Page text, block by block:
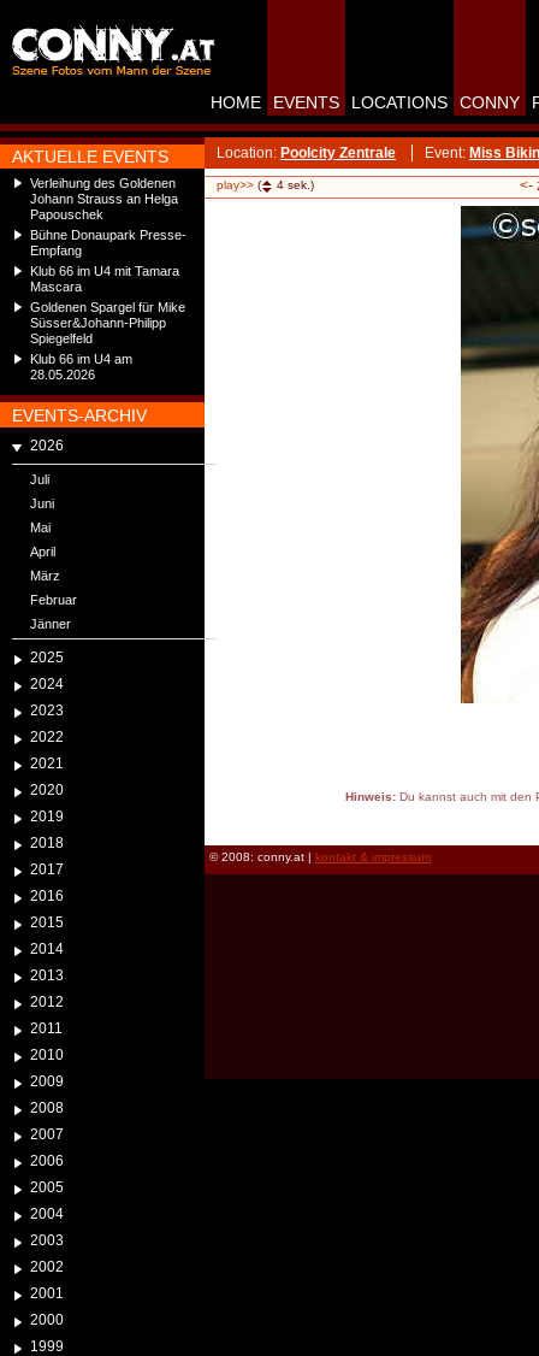
AKTUELLE EVENTS
Verleihung des Goldenen
Johann Strauss an Helga
Papouschek
Bühne Donaupark Presse-
Empfang
Klub 66 im U4 mit Tamara
Mascara
Goldenen Spargel für Mike
Süsser&Johann-Philipp
Spiegelfeld
Klub 66 im U4 am
28.05.2026
EVENTS-ARCHIV
2026
Juli
Juni
Mai
April
März
Februar
Jänner
2025
2024
2023
2022
2021
2020
2019
2018
2017
2016
2015
2014
2013
2012
2011
2010
2009
2008
2007
2006
2005
2004
2003
2002
2001
2000
1999
HOME EVENTS LOCATIONS CONNY
Location: Poolcity Zentrale Event: Miss
play>> ( 4 sek.) <-
Hinweis:Du kannst auch mit den
© 2008: conny.at | kontakt & impressum